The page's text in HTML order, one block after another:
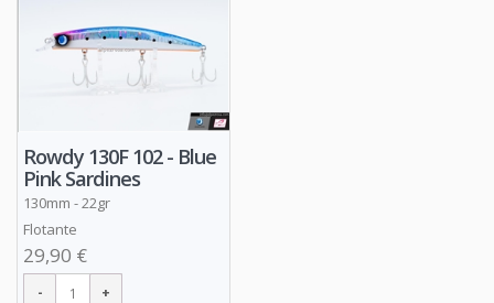
Rowdy 130F 102 - Blue
Pink Sardines
130mm - 22gr
Flotante
29,90 €